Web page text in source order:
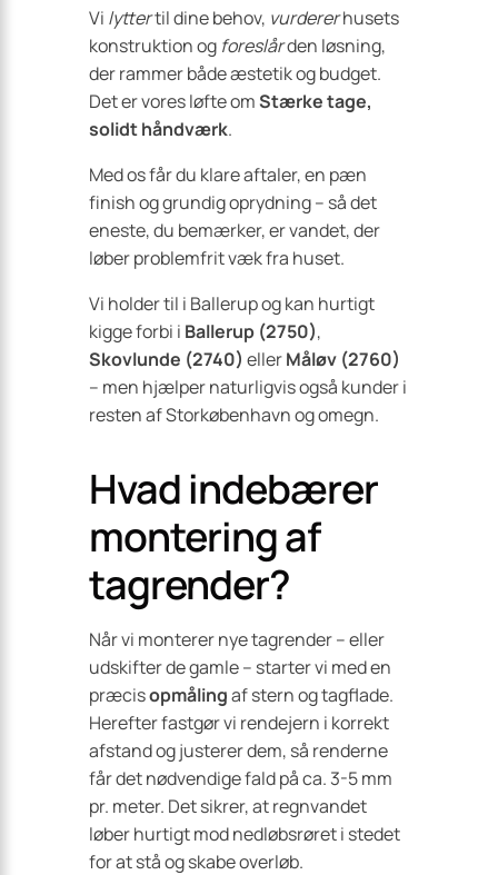
Vi lyttertil dine behov, vurdererhusets
konstruktion og foreslården løsning,
der rammer både æstetik og budget.
Det er vores løfte omStærke tage,
solidt håndværk.
Med os får du klare aftaler, en pæn
finish og grundig oprydning – så det
eneste, du bemærker, er vandet, der
løber problemfrit væk fra huset.
Vi holder til i Ballerup og kan hurtigt
kigge forbi i Ballerup (2750),
Skovlunde (2740) ellerMåløv (2760)
– men hjælper naturligvis også kunder i
resten af Storkøbenhavn og omegn.
Hvad indebærer
montering af
tagrender?
Når vi monterer nye tagrender – eller
udskifter de gamle – starter vi med en
præcisopmålingaf stern og tagflade.
Herefter fastgør vi rendejern i korrekt
afstand og justerer dem, så renderne
får det nødvendige fald på ca. 3-5 mm
pr. meter. Det sikrer, at regnvandet
løber hurtigt mod nedløbsrøret i stedet
for at stå og skabe overløb.